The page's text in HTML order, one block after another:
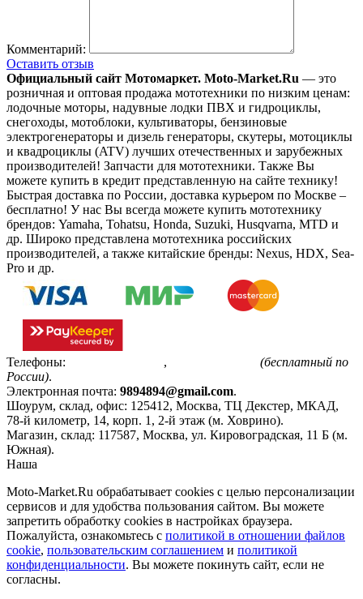
Комментарий:
Оставить отзыв
Официальный сайт Мотомаркет. Moto-Market.Ru — это
розничная и оптовая продажа мототехники по низким ценам:
лодочные моторы, надувные лодки ПВХ и гидроциклы,
снегоходы, мотоблоки, культиваторы, бензиновые
электрогенераторы и дизель генераторы, скутеры, мотоциклы
и квадроциклы (ATV) лучших отечественных и зарубежных
производителей! Запчасти для мототехники. Также Вы
можете купить в кредит представленную на сайте технику!
Быстрая доставка по России, доставка курьером по Москве –
бесплатно! У нас Вы всегда можете купить мототехнику
брендов: Yamaha, Tohatsu, Honda, Suzuki, Husqvarna, MTD и
др. Широко представлена мототехника российских
производителей, а также китайские бренды: Nexus, HDX, Sea-
Pro и др.
Телефоны: ,
(бесплатный по
России).
Электронная почта: 9894894@gmail.com.
Шоурум, склад, офис: 125412, Москва, ТЦ Декстер, МКАД,
78-й километр, 14, корп. 1, 2-й этаж (м. Ховрино).
Магазин, склад: 117587, Москва, ул. Кировоградская, 11 Б (м.
Южная).
Наша
Moto-Market.Ru обрабатывает сookies с целью персонализации
сервисов и для удобства пользования сайтом. Вы можете
запретить обработку сookies в настройках браузера.
Пожалуйста, ознакомьтесь с политикой в отношении файлов
cookie, пользовательским соглашением и политикой
конфиденциальности. Вы можете покинуть сайт, если не
согласны.